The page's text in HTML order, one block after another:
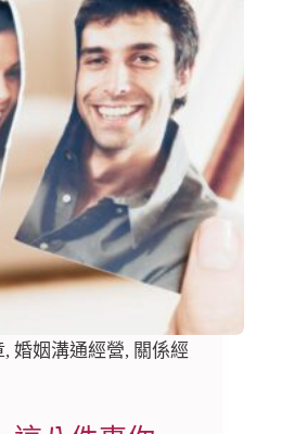
, 婚姻溝通經營, 關係經